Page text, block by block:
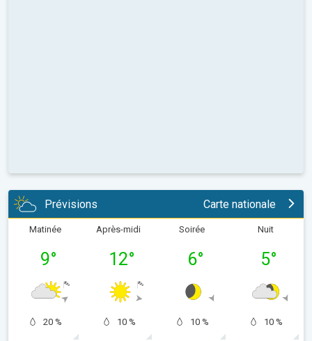
Prévisions Carte nationale
Matinée
9°
20 %
Après-midi
12°
10 %
Soirée
6°
10 %
Nuit
5°
10 %